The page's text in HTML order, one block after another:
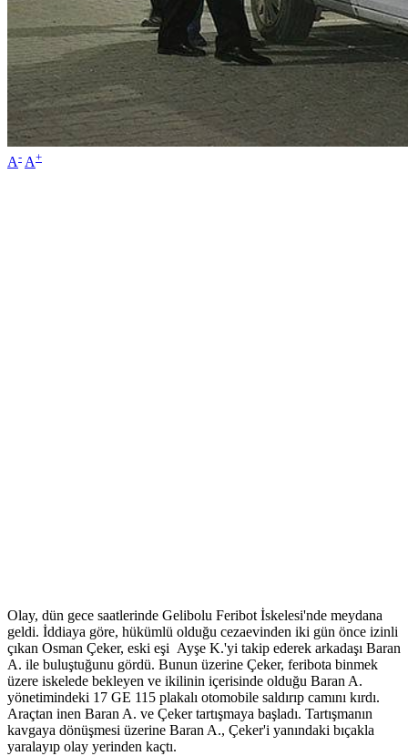
A- A+
Olay, dün gece saatlerinde Gelibolu Feribot İskelesi'nde meydana
geldi. İddiaya göre, hükümlü olduğu cezaevinden iki gün önce izinli
çıkan Osman Çeker, eski eşi Ayşe K.'yi takip ederek arkadaşı Baran
A. ile buluştuğunu gördü. Bunun üzerine Çeker, feribota binmek
üzere iskelede bekleyen ve ikilinin içerisinde olduğu Baran A.
yönetimindeki 17 GE 115 plakalı otomobile saldırıp camını kırdı.
Araçtan inen Baran A. ve Çeker tartışmaya başladı. Tartışmanın
kavgaya dönüşmesi üzerine Baran A., Çeker'i yanındaki bıçakla
yaralayıp olay yerinden kaçtı.